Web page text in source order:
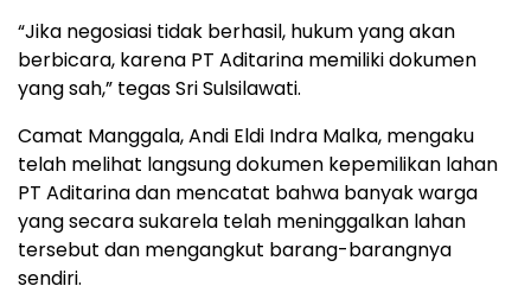
“Jika negosiasi tidak berhasil, hukum yang akan
berbicara, karena PT Aditarina memiliki dokumen
yang sah,” tegas Sri Sulsilawati.
Camat Manggala, Andi Eldi Indra Malka, mengaku
telah melihat langsung dokumen kepemilikan lahan
PT Aditarina dan mencatat bahwa banyak warga
yang secara sukarela telah meninggalkan lahan
tersebut dan mengangkut barang-barangnya
sendiri.